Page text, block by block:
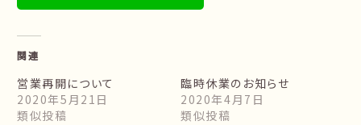
関連
営業再開について
2020年5月21日
類似投稿
臨時休業のお知らせ
2020年4月7日
類似投稿